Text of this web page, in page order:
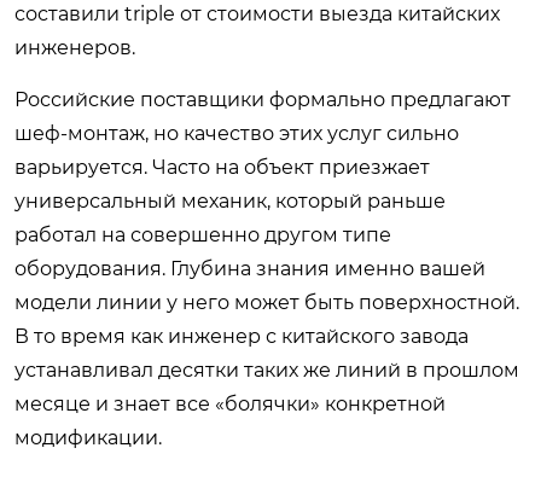
составили triple от стоимости выезда китайских
инженеров.
Российские поставщики формально предлагают
шеф-монтаж, но качество этих услуг сильно
варьируется. Часто на объект приезжает
универсальный механик, который раньше
работал на совершенно другом типе
оборудования. Глубина знания именно вашей
модели линии у него может быть поверхностной.
В то время как инженер с китайского завода
устанавливал десятки таких же линий в прошлом
месяце и знает все «болячки» конкретной
модификации.